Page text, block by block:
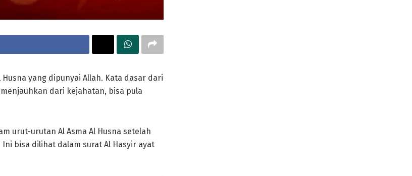
dari kejahatan, bisa pula
urut-urutan Al Asma Al Husna setelah
bisa dilihat dalam surat Al Hasyir ayat